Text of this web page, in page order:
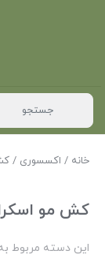
خانه / اکسسوری /
کش مو
این دسته مربوط